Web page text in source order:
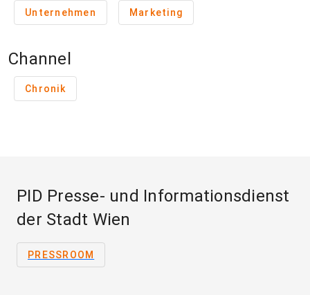
Unternehmen Marketing
Channel
Chronik
PID Presse- und Informationsdienst
der Stadt Wien
PRESSROOM